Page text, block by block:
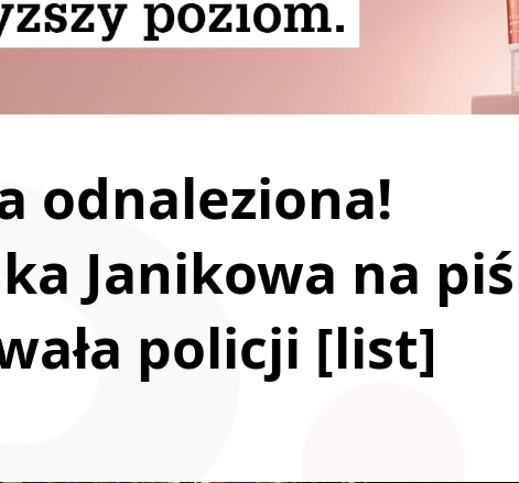
odnaleziona!
Janikowa na
policji [list]